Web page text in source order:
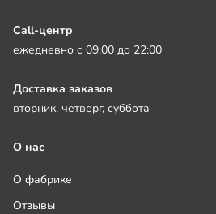
Call-центр
ежедневно с 09:00 до 22:00
Доставка заказов
вторник, четверг, суббота
О нас
О фабрике
Отзывы